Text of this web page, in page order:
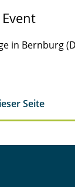
in Bernburg
Seite